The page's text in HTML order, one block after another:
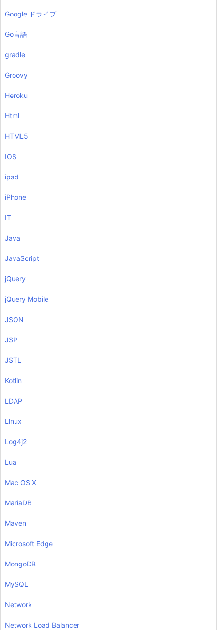
Google ドライブ
Go言語
gradle
Groovy
Heroku
Html
HTML5
IOS
ipad
iPhone
IT
Java
JavaScript
jQuery
jQuery Mobile
JSON
JSP
JSTL
Kotlin
LDAP
Linux
Log4j2
Lua
Mac OS X
MariaDB
Maven
Microsoft Edge
MongoDB
MySQL
Network
Network Load Balancer